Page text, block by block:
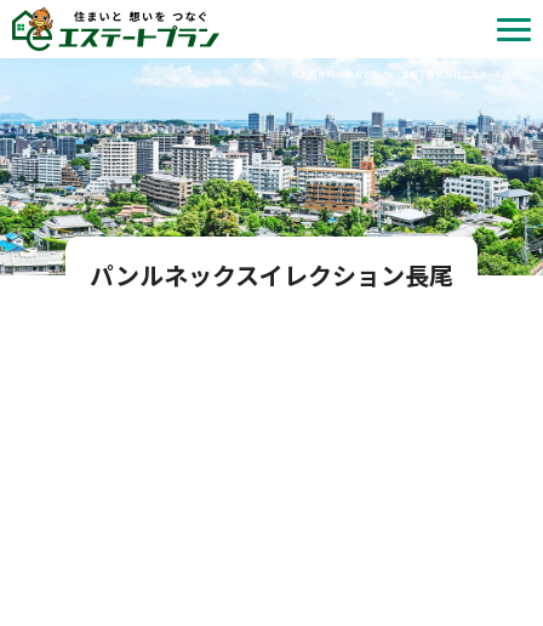
北九州市内の中古マンション情報 | 株式会社エステートプラン
パンルネックスイレクション長尾